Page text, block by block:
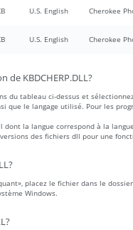
U.S. English Cherokee
U.S. English Cherokee
KBDCHERP.DLL?
du tableau ci-dessus et
que le langage utilisé. Pour les
la langue correspond à la
des fichiers dll pour une
placez le fichier dans le
Windows.